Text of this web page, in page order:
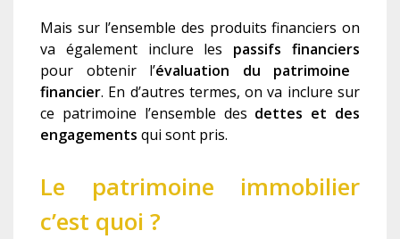
Mais sur l’ensemble des produits financiers on
va également inclure les passifs financiers
pour obtenir l’évaluation du patrimoine
financier. En d’autres termes, on va inclure sur
ce patrimoine l’ensemble des dettes et des
engagements qui sont pris.
Le patrimoine immobilier
c’est quoi ?